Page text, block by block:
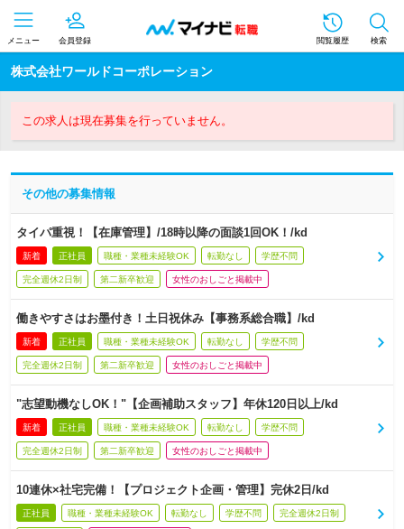
メニュー 会員登録 閲覧履歴 検索
株式会社ワールドコーポレーション
この求人は現在募集を行っていません。
その他の募集情報
タイパ重視！【在庫管理】/18時以降の面談1回OK！/kd
新着 正社員 職種・業種未経験OK 転勤なし 学歴不問
完全週休2日制 第二新卒歓迎 女性のおしごと掲載中
働きやすさはお墨付き！土日祝休み【事務系総合職】/kd
新着 正社員 職種・業種未経験OK 転勤なし 学歴不問
完全週休2日制 第二新卒歓迎 女性のおしごと掲載中
"志望動機なしOK！"【企画補助スタッフ】年休120日以上/kd
新着 正社員 職種・業種未経験OK 転勤なし 学歴不問
完全週休2日制 第二新卒歓迎 女性のおしごと掲載中
10連休×社宅完備！【プロジェクト企画・管理】完休2日/kd
正社員 職種・業種未経験OK 転勤なし 学歴不問 完全週休2日制